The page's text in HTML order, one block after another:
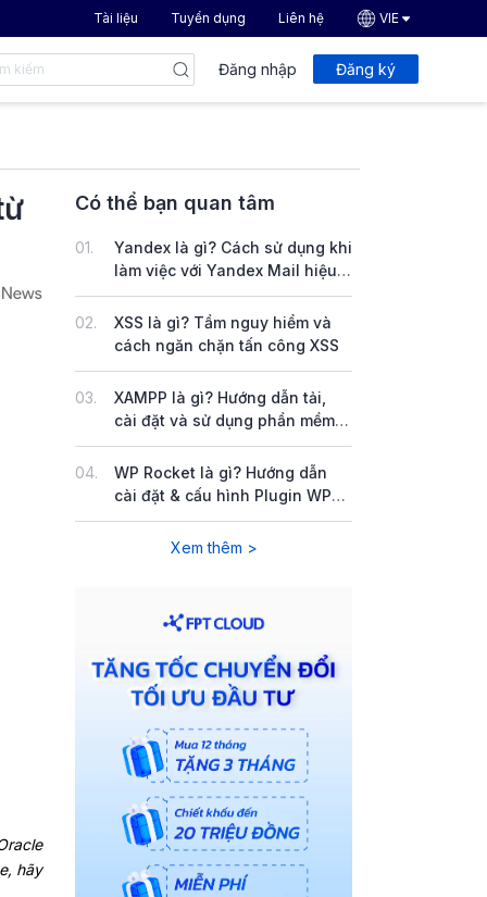
Tài liệu Tuyển dụng Liên hệ VIE
Đăng nhập Đăng ký
hãy
Có thể bạn quan tâm
01.
Yandex là gì? Cách sử dụng khi
làm việc với Yandex Mail hiệu
quả
02.
XSS là gì? Tầm nguy hiểm và
cách ngăn chặn tấn công XSS
03.
XAMPP là gì? Hướng dẫn tải,
cài đặt và sử dụng phần mềm
XAMPP trên Windows & Linux
04.
WP Rocket là gì? Hướng dẫn
cài đặt & cấu hình Plugin WP
Rocket
Xem thêm >